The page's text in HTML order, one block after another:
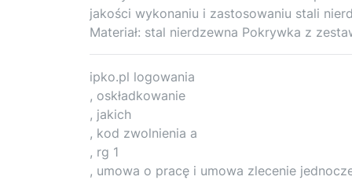
jakości wykonaniu i zastosowaniu stali
Materiał: stal nierdzewna Pokrywka z
ipko.pl logowania
, oskładkowanie
, jakich
, kod zwolnienia a
, rg 1
, umowa o pracę i umowa zlecenie